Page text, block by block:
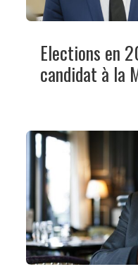
Elections en
candidat à la